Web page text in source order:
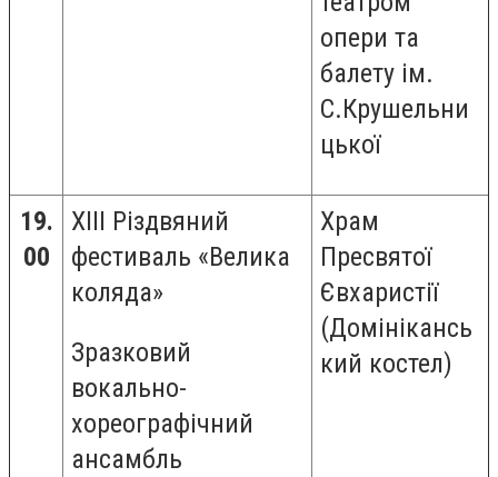
опери та
балету ім.
С.Крушельни
цької
19.
00
ХІІІ Різдвяний
фестиваль «Велика
коляда»
Зразковий
вокально-
хореографічний
ансамбль
Храм
Пресвятої
Євхаристії
(Домінікансь
кий костел)